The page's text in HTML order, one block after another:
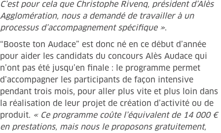
C’est pour cela que Christophe Rivenq, président d’Alès
Agglomération, nous a demandé de travailler à un
processus d’accompagnement spécifique ».
“Booste ton Audace” est donc né en ce début d’année
pour aider les candidats du concours Alès Audace qui
n’ont pas été jusqu’en finale : le programme permet
d’accompagner les participants de façon intensive
pendant trois mois, pour aller plus vite et plus loin dans
la réalisation de leur projet de création d’activité ou de
produit. « Ce programme coûte l’équivalent de 14 000 €
en prestations, mais nous le proposons gratuitement,